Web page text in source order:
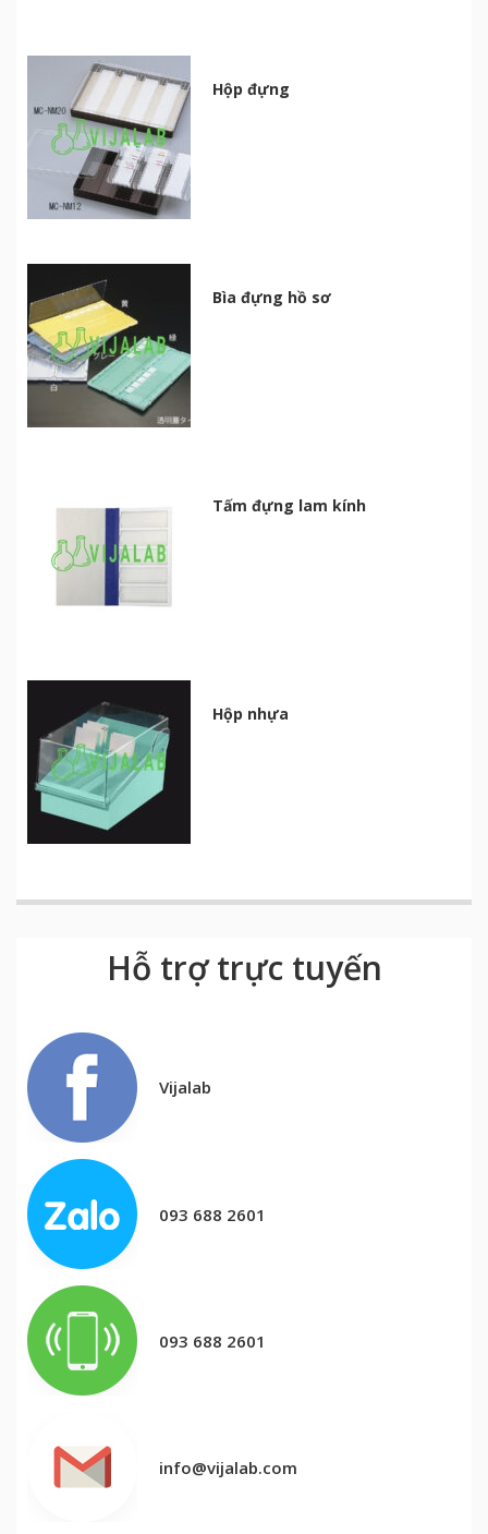
Hộp đựng
Bìa đựng hồ sơ
Tấm đựng lam kính
Hộp nhựa
Hỗ trợ trực tuyến
Vijalab
093 688 2601
093 688 2601
info@vijalab.com